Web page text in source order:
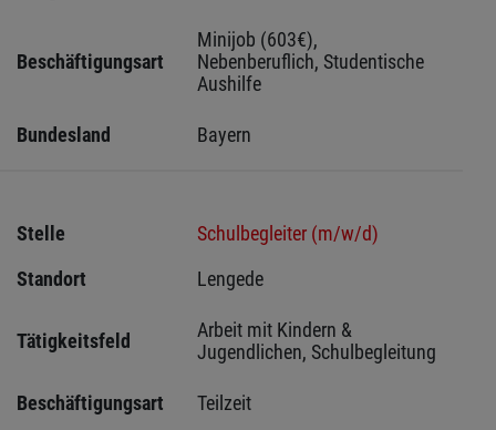
Beschäftigungsart
Minijob (603€),
Nebenberuflich, Studentische
Aushilfe
Bundesland Bayern
Stelle
Schulbegleiter (m/w/d)
Standort
Lengede
Tätigkeitsfeld
Arbeit mit Kindern &
Jugendlichen, Schulbegleitung
Beschäftigungsart Teilzeit